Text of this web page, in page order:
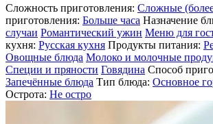
Сложность приготовления: Сложные
приготовления: Больше часа Назначение
случаи Романтический ужин Меню для
кухня: Русская кухня Продукты питания:
Овощные блюда Молоко и молочные
Специи и пряности Говядина Способ
Запечённые блюда Тип блюда: Основное
Острота: Не остро